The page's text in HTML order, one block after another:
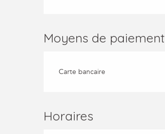
Moyens de paiement
Carte bancaire
Horaires